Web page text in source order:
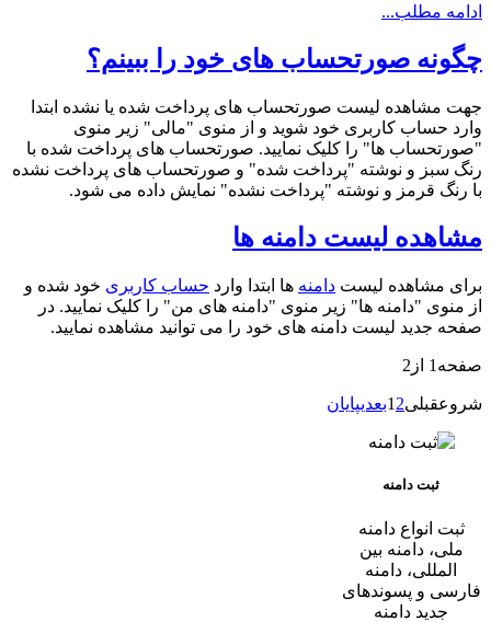
ادامه مطلب...
چگونه صورتحساب های خود را ببینم؟
جهت مشاهده لیست صورتحساب های پرداخت شده یا نشده ابتدا
وارد حساب کاربری خود شوید و از منوی "مالی" زیر منوی
"صورتحساب ها" را کلیک نمایید. صورتحساب های پرداخت شده با
رنگ سبز و نوشته "پرداخت شده" و صورتحساب های پرداخت نشده
با رنگ قرمز و نوشته "پرداخت نشده" نمایش داده می شود.
مشاهده لیست دامنه ها
برای مشاهده لیست دامنه ها ابتدا وارد حساب کاربری خود شده و
از منوی "دامنه ها" زیر منوی "دامنه های من" را کلیک نمایید. در
صفحه جدید لیست دامنه های خود را می توانید مشاهده نمایید.
صفحه1 از2
شروعقبلی 1 2 بعدیپایان
ثبت دامنه
ثبت انواع دامنه
ملی، دامنه بین
المللی، دامنه
فارسی و پسوندهای
جدید دامنه